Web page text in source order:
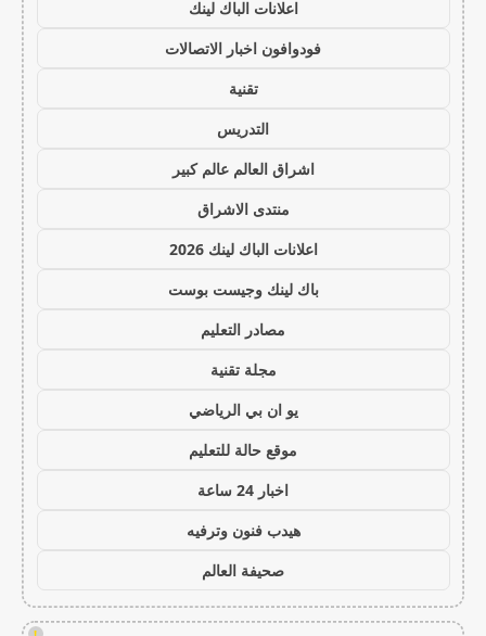
اعلانات الباك لينك
فودوافون اخبار الاتصالات
تقنية
التدريس
اشراق العالم عالم كبير
منتدى الاشراق
اعلانات الباك لينك 2026
باك لينك وجيست بوست
مصادر التعليم
مجلة تقنية
يو ان بي الرياضي
موقع حالة للتعليم
اخبار 24 ساعة
هيدب فنون وترفيه
صحيفة العالم